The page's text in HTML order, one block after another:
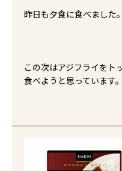
昨日も夕食に食べました
この次はアジフライをト
食べようと思っています。